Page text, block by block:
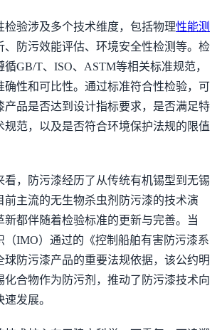
检验涉及多个技术维度，包括物理性能测
、防污效能评估、环境安全性检测等。检
GB/T、ISO、ASTM等相关标准规范，
确性和可比性。通过标准符合性检验，可
产品是否达到设计指标要求，是否满足特
规范，以及是否符合环境保护法规的限值
看，防污漆经历了从传统有机锡型到无锡
前主流的无生物杀虫剂防污漆的技术演
新都伴随着检验标准的更新与完善。当
（IMO）通过的《控制船舶有害防污漆系
球防污漆产品的重要法规依据，该公约明
化合物作为防污剂，推动了防污漆技术向
发展。